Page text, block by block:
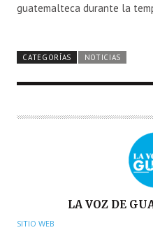
guatemalteca durante la
CATEGORÍAS NOTICIAS
U
LA VOZ DE
SITIO WEB